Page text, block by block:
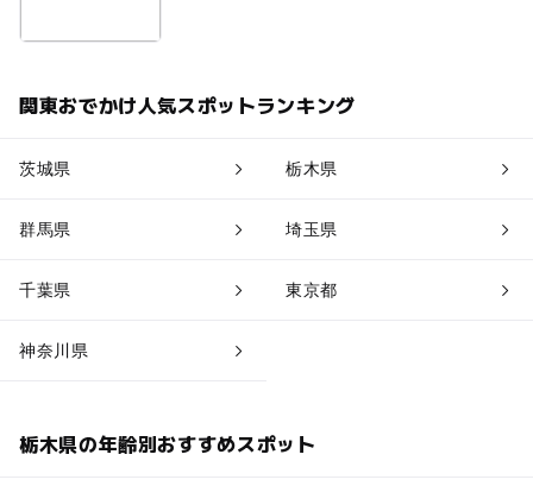
関東おでかけ人気スポットランキング
茨城県 栃木県
群馬県 埼玉県
千葉県 東京都
神奈川県
栃木県の年齢別おすすめスポット